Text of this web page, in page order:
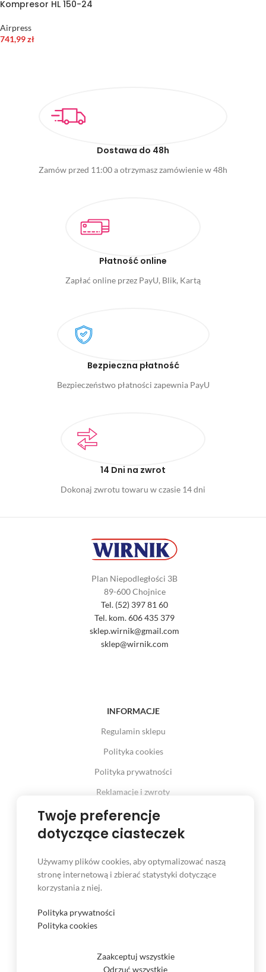
Kompresor HL 150-24
Airpress
741,99zł
Dostawa do 48h
Zamów przed 11:00 a otrzymasz zamówienie w 48h
Płatność online
Zapłać online przez PayU, Blik, Kartą
Bezpieczna płatność
Bezpieczeństwo płatności zapewnia PayU
14 Dni na zwrot
Dokonaj zwrotu towaru w czasie 14 dni
Plan Niepodległości 3B
89-600 Chojnice
Tel. (52) 397 81 60
Tel. kom. 606 435 379
sklep.wirnik@gmail.com
sklep@wirnik.com
INFORMACJE
Regulamin sklepu
Polityka cookies
Polityka prywatności
Reklamacje i zwroty
Prawo odstąpienia od umowy
INFORMACJE
Czas i koszt dostawy
Formy płatności
Twoje preferencje
dotyczące ciasteczek
Używamy plików cookies, aby optymalizować naszą
stronę internetową i zbierać statystyki dotyczące
korzystania z niej.
Polityka prywatności
Polityka cookies
Zaakceptuj wszystkie
Odrzuć wszystkie